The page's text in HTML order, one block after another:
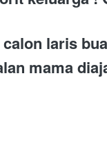
laris
mama